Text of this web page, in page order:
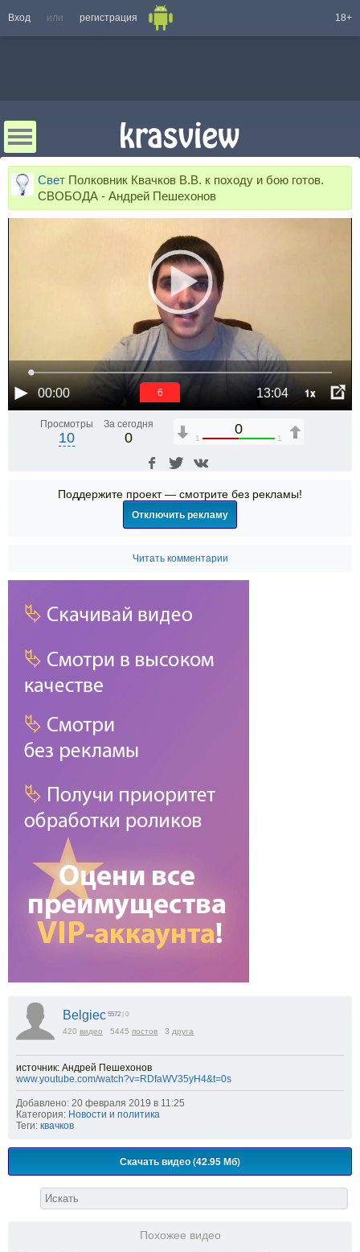
Вход или регистрация 18+
Свет Полковник Квачков В.В. к походу и бою готов.
СВОБОДА - Андрей Пешехонов
00:00 13:04 1x
6
Просмотры
10
За сегодня
0
0
1 1
Поддержите проект — смотрите без рекламы!
Отключить рекламу
Читать комментарии
Belgiec 5572 | 0
420 видео 5445 постов 3 друга
источник: Андрей Пешехонов
www.youtube.com/watch?v=RDfaWV35yH4&t=0s
Добавлено: 20 февраля 2019 в 11:25
Категория: Новости и политика
Теги: квачков
Скачать видео (42.95 Мб)
Похожее видео